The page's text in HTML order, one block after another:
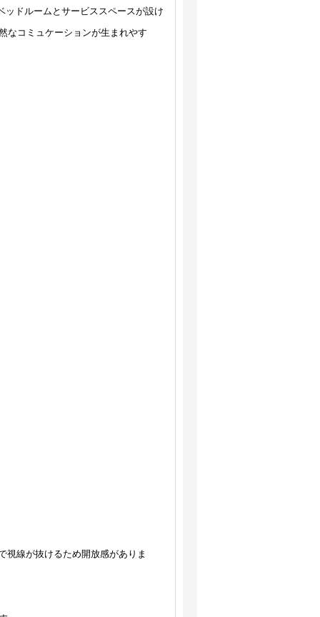
ッドルームとサービススペースが設け
なコミュケーションが生まれやす
視線が抜けるため開放感がありま